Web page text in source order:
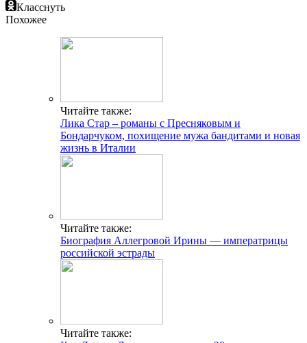
Класснуть
Похожее
Читайте также:
Лика Стар – романы с Пресняковым и
Бондарчуком, похищение мужа бандитами и новая
жизнь в Италии
Читайте также:
Биография Аллегровой Ирины — императрицы
российской эстрады
Читайте также: